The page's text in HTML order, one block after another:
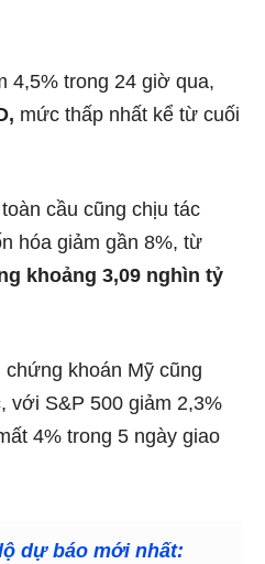
4,5% trong 24 giờ qua,
mức thấp nhất kể từ cuối
cầu cũng chịu tác
hóa giảm gần 8%, từ
khoảng 3,09 nghìn tỷ
khoán Mỹ cũng
với S&P 500 giảm 2,3%
4% trong 5 ngày giao
dự báo mới nhất: